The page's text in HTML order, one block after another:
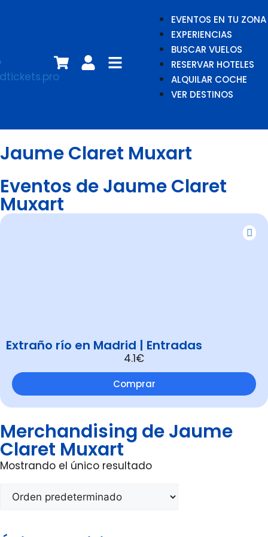
EVENTOS EN TU ZONA
EXPERIENCIAS
BUSCAR VUELOS
RESERVAR HOTELES
ALQUILAR COCHE
VER DESTINOS
Jaume Claret Muxart
Eventos de Jaume Claret
Muxart
Extraño río en Madrid | Entradas
4.1€
Comprar
Merchandising de Jaume
Claret Muxart
Mostrando el único resultado